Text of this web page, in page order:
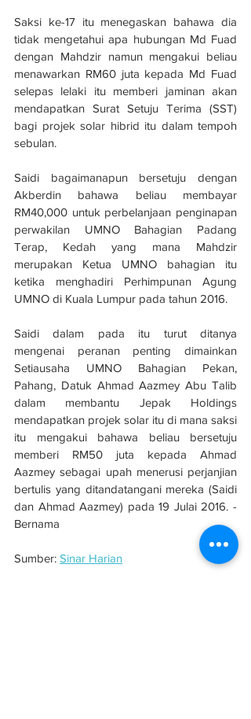
Saksi ke-17 itu menegaskan bahawa dia
tidak mengetahui apa hubungan Md Fuad
dengan Mahdzir namun mengakui beliau
menawarkan RM60 juta kepada Md Fuad
selepas lelaki itu memberi jaminan akan
mendapatkan Surat Setuju Terima (SST)
bagi projek solar hibrid itu dalam tempoh
sebulan.
Saidi bagaimanapun bersetuju dengan
Akberdin bahawa beliau membayar
RM40,000 untuk perbelanjaan penginapan
perwakilan UMNO Bahagian Padang
Terap, Kedah yang mana Mahdzir
merupakan Ketua UMNO bahagian itu
ketika menghadiri Perhimpunan Agung
UMNO di Kuala Lumpur pada tahun 2016.
Saidi dalam pada itu turut ditanya
mengenai peranan penting dimainkan
Setiausaha UMNO Bahagian Pekan,
Pahang, Datuk Ahmad Aazmey Abu Talib
dalam membantu Jepak Holdings
mendapatkan projek solar itu di mana saksi
itu mengakui bahawa beliau bersetuju
memberi RM50 juta kepada Ahmad
Aazmey sebagai upah menerusi perjanjian
bertulis yang ditandatangani mereka (Saidi
dan Ahmad Aazmey) pada 19 Julai 2016. -
Bernama
Sumber: Sinar Harian